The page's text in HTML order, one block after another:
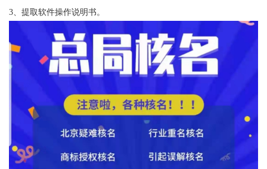
3、提取软件操作说明书。